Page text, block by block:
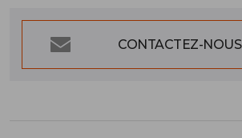
CONTACTEZ-NOUS